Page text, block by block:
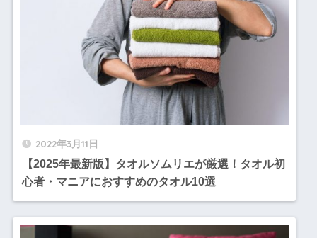
2022年3月11日
【2025年最新版】タオルソムリエが厳選！タオル初
心者・マニアにおすすめのタオル10選